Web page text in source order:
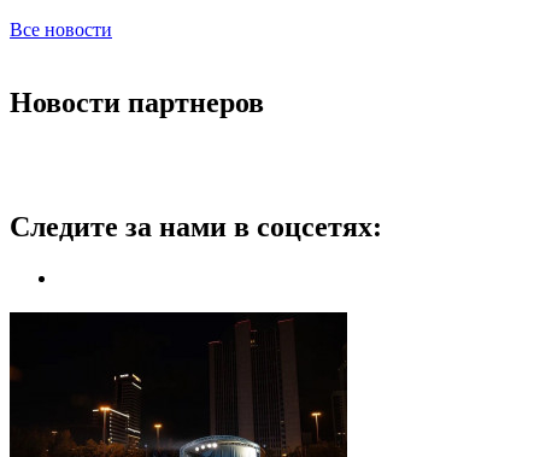
Все новости
Новости партнеров
Следите за нами в соцсетях: